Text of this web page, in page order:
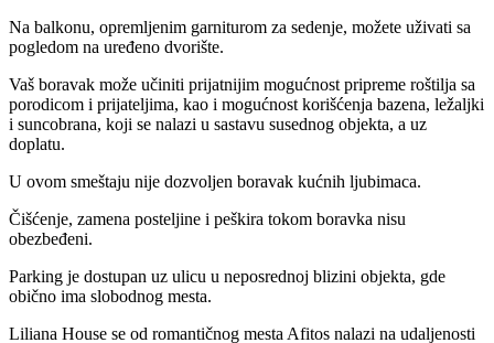
Na balkonu, opremljenim garniturom za sedenje, možete uživati sa
pogledom na uređeno dvorište.
Vaš boravak može učiniti prijatnijim mogućnost pripreme roštilja sa
porodicom i prijateljima, kao i mogućnost korišćenja bazena, ležaljki
i suncobrana, koji se nalazi u sastavu susednog objekta, a uz
doplatu.
U ovom smeštaju nije dozvoljen boravak kućnih ljubimaca.
Čišćenje, zamena posteljine i peškira tokom boravka nisu
obezbeđeni.
Parking je dostupan uz ulicu u neposrednoj blizini objekta, gde
obično ima slobodnog mesta.
Liliana House se od romantičnog mesta Afitos nalazi na udaljenosti